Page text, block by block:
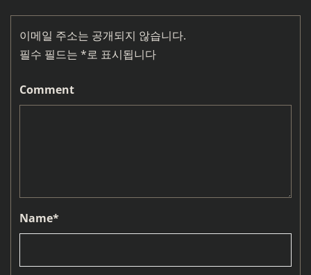
이메일 주소는 공개되지 않습니다.
필수 필드는 *로 표시됩니다
Comment
Name*